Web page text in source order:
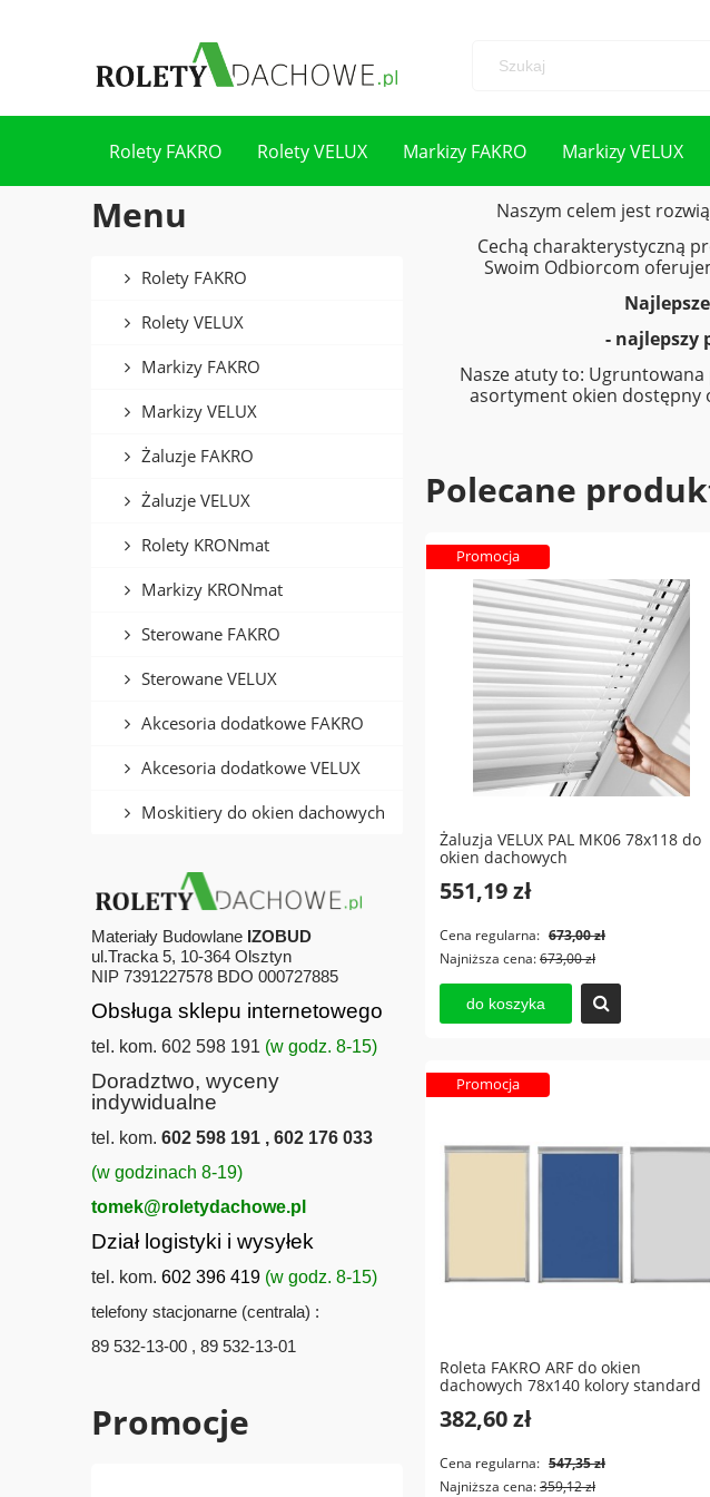
Rolety FAKRO Rolety VELUX Markizy FAKRO Markizy VELUX
Kontakt
Menu
Rolety FAKRO
Rolety VELUX
Markizy FAKRO
Markizy VELUX
Żaluzje FAKRO
Żaluzje VELUX
Rolety KRONmat
Markizy KRONmat
Sterowane FAKRO
Sterowane VELUX
Akcesoria dodatkowe FAKRO
Akcesoria dodatkowe VELUX
Moskitiery do okien dachowych
Materiały Budowlane IZOBUD
ul.Tracka 5, 10-364 Olsztyn
NIP 7391227578 BDO 000727885
Obsługa sklepu internetowego
tel. kom. 602 598 191 (w godz. 8-15)
Doradztwo, wyceny
indywidualne
tel. kom. 602 598 191 , 602 176 033
(w godzinach 8-19)
tomek@roletydachowe.pl
Dział logistyki i wysyłek
tel. kom. 602 396 419 (w godz. 8-15)
telefony stacjonarne (centrala) :
89 532-13-00 , 89 532-13-01
Promocje
Naszym celem jest
Cechą charakterystyczną
Swoim Odbiorcom
- najlepszy
Nasze atuty to:
asortyment okien dostępny
Polecane
Żaluzja VELUX PAL MK06 78x118 do
okien dachowych
551,19 zł
Cena regularna: 673,00 zł
Najniższa cena:673,00 zł
do koszyka
Promocja
Roleta FAKRO ARF do okien
dachowych 78x140 kolory standard
382,60 zł
Cena regularna: 547,35 zł
Najniższa cena:359,12 zł
Promocja